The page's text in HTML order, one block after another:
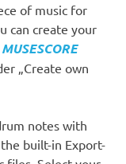
of music for
can create your
MUSESCORE
„Create own
notes with
the built-in Export-